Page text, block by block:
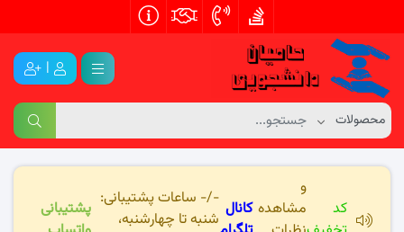
|
کد
و
مشاهده کانال -/- ساعات پشتیبانی:
شنبه تا چهارشنبه،
پشتیبانی